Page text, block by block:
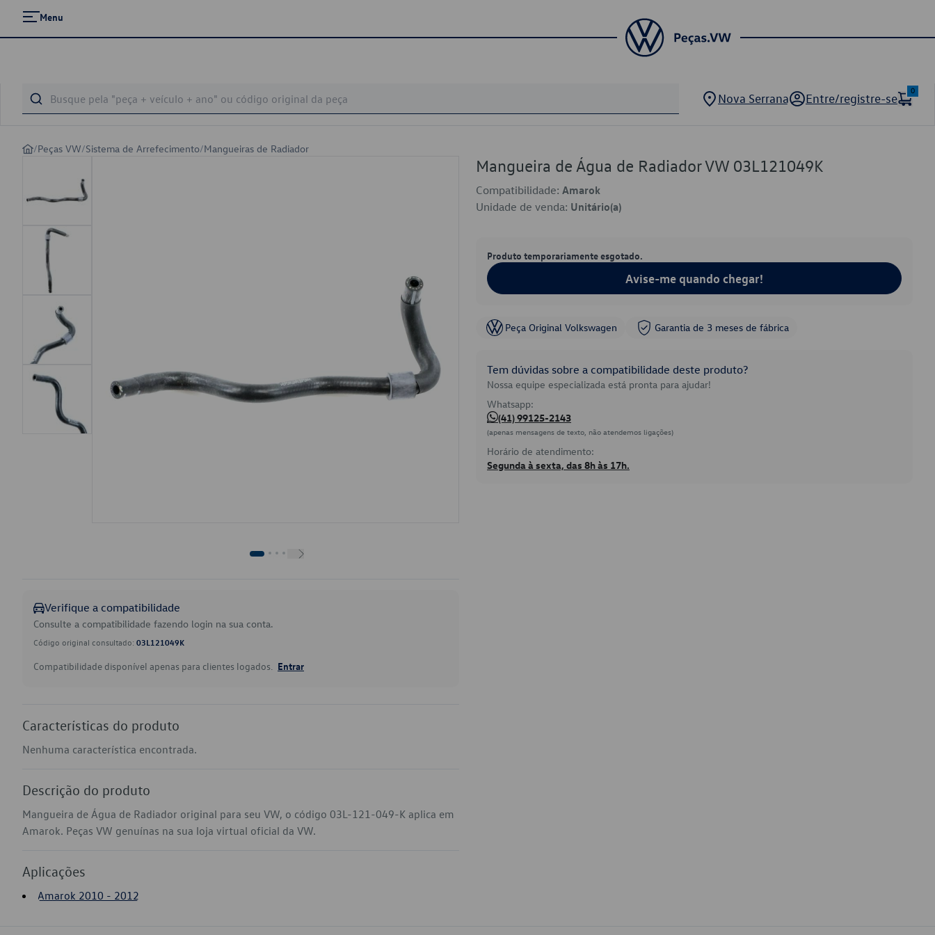
Menu
Nova Serrana Entre/registre-se
0
/Peças VW/Sistema de Arrefecimento/Mangueiras de Radiador
Verifique a compatibilidade
Consulte a compatibilidade fazendo login na sua conta.
Código original consultado: 03L121049K
Compatibilidade disponível apenas para clientes logados. Entrar
Características do produto
Nenhuma característica encontrada.
Descrição do produto
Mangueira de Água de Radiador original para seu VW, o código 03L-121-049-K aplica em
Amarok. Peças VW genuínas na sua loja virtual oficial da VW.
Aplicações
Amarok 2010 - 2012
Mangueira de Água de Radiador VW 03L121049K
Compatibilidade: Amarok
Unidade de venda: Unitário(a)
Produto temporariamente esgotado.
Avise-me quando chegar!
Peça Original Volkswagen Garantia de 3 meses de fábrica
Tem dúvidas sobre a compatibilidade deste produto?
Nossa equipe especializada está pronta para ajudar!
Whatsapp:
(41) 99125-2143
(apenas mensagens de texto, não atendemos ligações)
Horário de atendimento:
Segunda à sexta, das 8h às 17h.